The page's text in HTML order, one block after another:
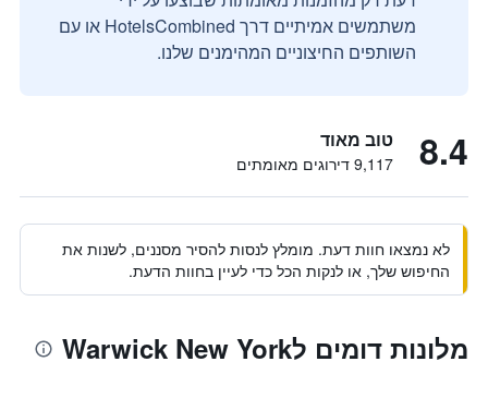
משתמשים אמיתיים דרך HotelsCombined או עם
השותפים החיצוניים המהימנים שלנו.
8.4 טוב מאוד
9,117 דירוגים מאומתים
לא נמצאו חוות דעת. מומלץ לנסות להסיר מסננים, לשנות את
החיפוש שלך, או לנקות הכל כדי לעיין בחוות הדעת.
מלונות דומים לWarwick New York